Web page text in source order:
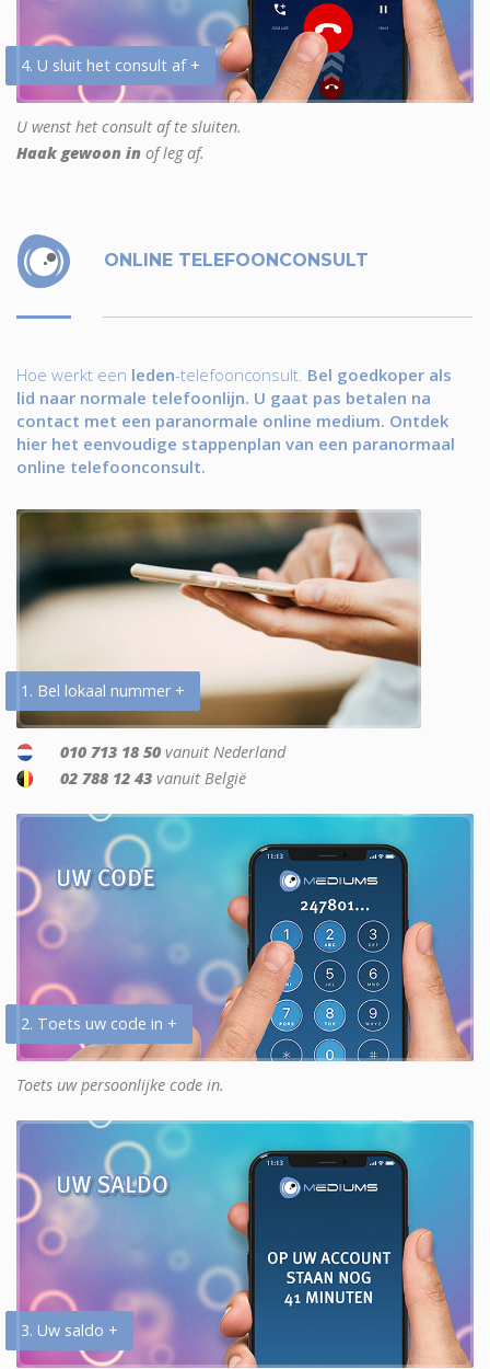
4. U sluit het consult af +
U wenst het consult af te sluiten.
Haak gewoon in of leg af.
ONLINE TELEFOONCONSULT
Hoe werkt een leden-telefoonconsult. Bel goedkoper als
lid naar normale telefoonlijn. U gaat pas betalen na
contact met een paranormale online medium. Ontdek
hier het eenvoudige stappenplan van een paranormaal
online telefoonconsult.
1. Bel lokaal nummer +
010 713 18 50 vanuit Nederland
02 788 12 43 vanuit België
2. Toets uw code in +
Toets uw persoonlijke code in.
3. Uw saldo +